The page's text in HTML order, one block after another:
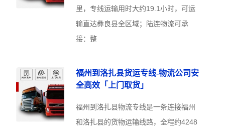
里，专线运输用时大约19.1小时，可运
输直达彝良县全区域；陆连物流可承
接：整
福州到洛扎县货运专线-物流公司安
全高效「上门取货」
福州到洛扎县物流专线是一条连接福州
和洛扎县的货物运输线路，全程约4248